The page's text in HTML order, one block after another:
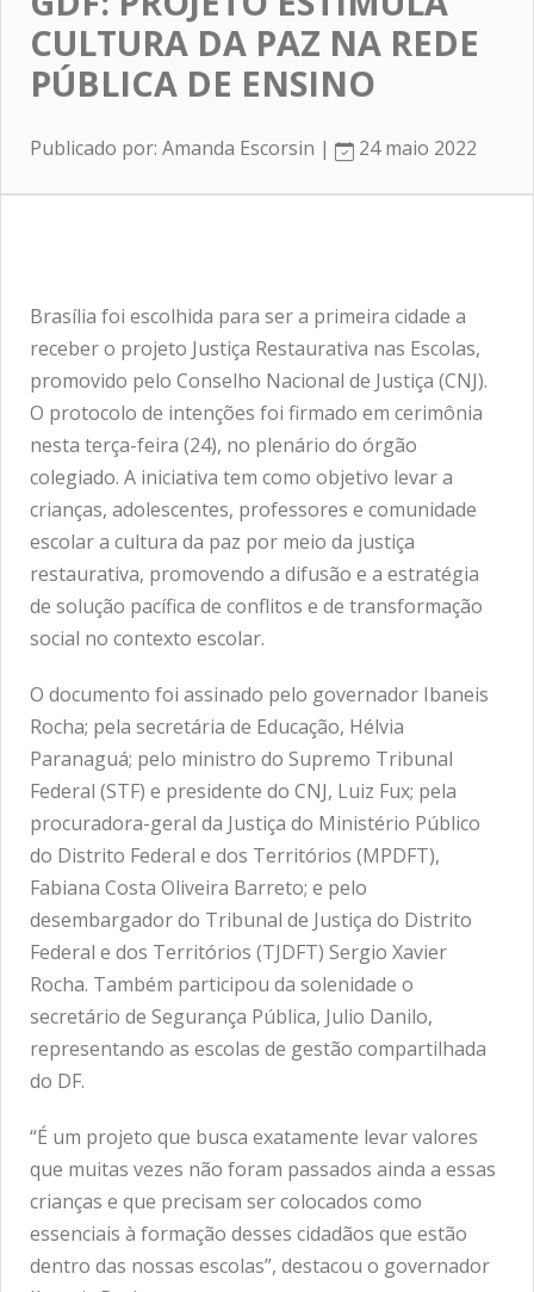
CULTURA DA PAZ NA REDE
PÚBLICA DE ENSINO
Publicado por: Amanda Escorsin | 24 maio 2022
Brasília foi escolhida para ser a primeira cidade a
receber o projeto Justiça Restaurativa nas Escolas,
promovido pelo Conselho Nacional de Justiça (CNJ).
O protocolo de intenções foi firmado em cerimônia
nesta terça-feira (24), no plenário do órgão
colegiado. A iniciativa tem como objetivo levar a
crianças, adolescentes, professores e comunidade
escolar a cultura da paz por meio da justiça
restaurativa, promovendo a difusão e a estratégia
de solução pacífica de conflitos e de transformação
social no contexto escolar.
O documento foi assinado pelo governador Ibaneis
Rocha; pela secretária de Educação, Hélvia
Paranaguá; pelo ministro do Supremo Tribunal
Federal (STF) e presidente do CNJ, Luiz Fux; pela
procuradora-geral da Justiça do Ministério Público
do Distrito Federal e dos Territórios (MPDFT),
Fabiana Costa Oliveira Barreto; e pelo
desembargador do Tribunal de Justiça do Distrito
Federal e dos Territórios (TJDFT) Sergio Xavier
Rocha. Também participou da solenidade o
secretário de Segurança Pública, Julio Danilo,
representando as escolas de gestão compartilhada
do DF.
“É um projeto que busca exatamente levar valores
que muitas vezes não foram passados ainda a essas
crianças e que precisam ser colocados como
essenciais à formação desses cidadãos que estão
dentro das nossas escolas”, destacou o governador